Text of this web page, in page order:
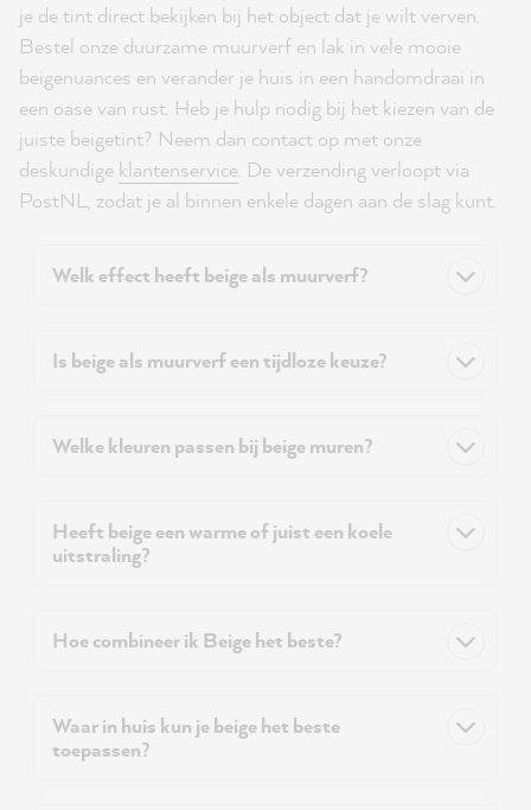
je de tint direct bekijken bij het object dat je wilt verven.
Bestel onze duurzame muurverf en lak in vele mooie
beigenuances en verander je huis in een handomdraai in
een oase van rust. Heb je hulp nodig bij het kiezen van de
juiste beigetint? Neem dan contact op met onze
deskundige klantenservice. De verzending verloopt via
PostNL, zodat je al binnen enkele dagen aan de slag kunt.
Welk effect heeft beige als muurverf?
Is beige als muurverf een tijdloze keuze?
Welke kleuren passen bij beige muren?
Heeft beige een warme of juist een koele
uitstraling?
Hoe combineer ik Beige het beste?
Waar in huis kun je beige het beste
toepassen?